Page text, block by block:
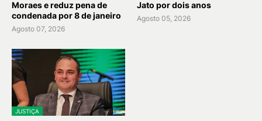
Moraes e reduz pena de
condenada por 8 de janeiro
Agosto 07, 2026
Jato por dois anos
Agosto 05, 2026
JUSTIÇA